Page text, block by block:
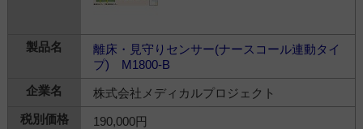
離床・見守りセンサー(ナースコール連動タイ
プ) M1800-B
株式会社メディカルプロジェクト
190,000円